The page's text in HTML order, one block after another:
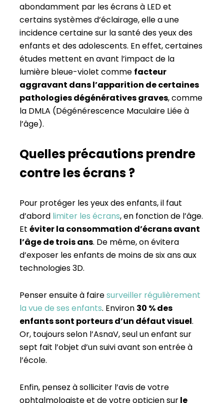
abondamment par les écrans à LED et
certains systèmes d’éclairage, elle a une
incidence certaine sur la santé des yeux des
enfants et des adolescents. En effet, certaines
études mettent en avant l’impact de la
lumière bleue-violet comme facteur
aggravant dans l’apparition de certaines
pathologies dégénératives graves, comme
la DMLA (Dégénérescence Maculaire Liée à
l’âge).
Quelles précautions prendre
contre les écrans ?
Pour protéger les yeux des enfants, il faut
d’abord limiter les écrans, en fonction de l’âge.
Etéviter la consommation d’écrans avant
l’âge de trois ans. De même, on évitera
d’exposer les enfants de moins de six ans aux
technologies 3D.
Penser ensuite à fairesurveiller régulièrement
la vue de ses enfants. Environ 30 % des
enfants sont porteurs d’un défaut visuel.
Or, toujours selon l’AsnaV, seul un enfant sur
sept fait l’objet d’un suivi avant son entrée à
l’école.
Enfin, pensez à solliciter l’avis de votre
ophtalmologiste et de votre opticien surle